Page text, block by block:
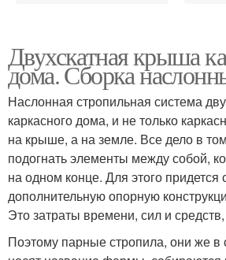
углами
Крыши с разными
скатами
Крыша с неравными
скатами
Двухскатная крыша
дома. Сборка
Наслонная стропильная система
каркасного дома, и не только
на крыше, а на земле. Все дело в
подогнать элементы между собой,
на одном конце. Для этого придется
дополнительную опорную
Это затраты времени, сил и
Поэтому парные стропила, они же